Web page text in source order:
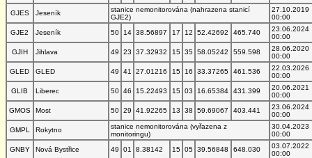
GJES
Jeseník
stanice nemonitorována (nahrazena stanicí
GJE2)
27.10.2019
00:00
GJE2
Jeseník 50 14 38.56897 17 12 52.42692 465.740
23.06.2024
00:00
GJIH
Jihlava 49 23 37.32932 15 35 58.05242 559.598
28.06.2020
00:00
GLED
GLED 49 41 27.01216 15 16 33.37265 461.536
22.03.2026
00:00
GLIB
Liberec 50 46 15.22493 15 03 16.65384 431.399
20.06.2021
00:00
GMOS
Most 50 29 41.92265 13 38 59.69067 403.441
23.06.2024
00:00
GMPL
Rokytno
stanice nemonitorována (vyřazena z
monitoringu)
30.04.2023
00:00
GNBY
Nová Bystřice 49 01 8.38142 15 05 39.56848 648.030
03.07.2022
00:00